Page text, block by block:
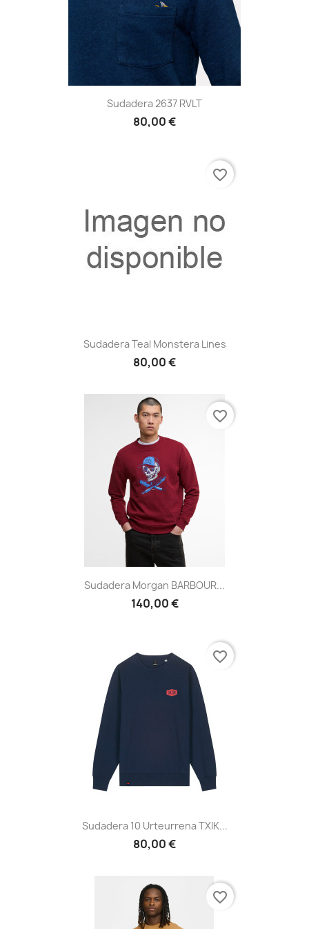
Sudadera 2637 RVLT
80,00 €
Sudadera Teal Monstera Lines
80,00 €
favorite_border
Sudadera Morgan BARBOUR...
140,00 €
favorite_border
Sudadera 10 Urteurrena TXIK...
80,00 €
favorite_border
favorite_border